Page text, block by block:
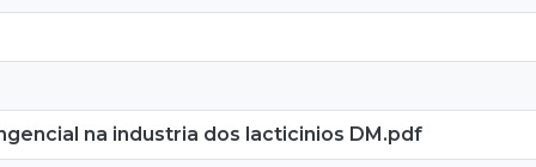
na industria dos lacticinios DM.pdf